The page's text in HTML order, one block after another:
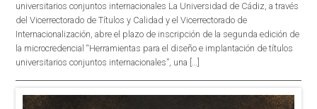
universitarios conjuntos internacionales La Universidad de Cádiz, a través
del Vicerrectorado de Títulos y Calidad y el Vicerrectorado de
Internacionalización, abre el plazo de inscripción de la segunda edición de
la microcredencial “Herramientas para el diseño e implantación de títulos
universitarios conjuntos internacionales”, una […]